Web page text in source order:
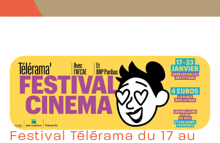
Festival Télérama du 17 au